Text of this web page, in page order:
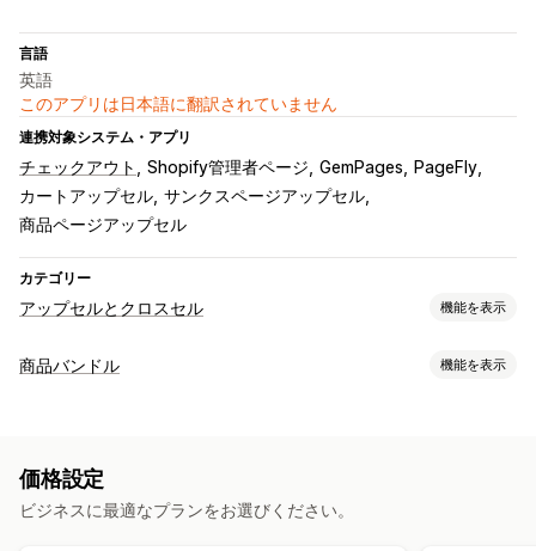
言語
英語
このアプリは日本語に翻訳されていません
連携対象システム・アプリ
チェックアウト Shopify管理者ページ GemPages
PageFly
カートアップセル サンクスページアップセル
商品ページアップセル
カテゴリー
アップセルとクロスセル 機能を表示
カスタマイズ
ポップアップ
ドラッグ&ドロップエディタ 複数通貨 複数言語
商品バンドル 機能を表示
オプション無制限バンドル
クロスセルバンドル
よく合わせて買われている商品
価格設定
ビジネスに最適なプランをお選びください。